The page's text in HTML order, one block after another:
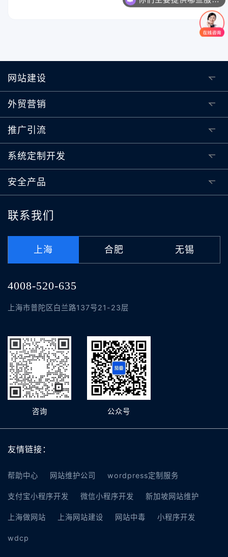
网站建设
外贸营销
推广引流
系统定制开发
安全产品
联系我们
上海 合肥 无锡
4008-520-635
上海市普陀区白兰路137号21-23层
咨询 公众号
友情链接：
帮助中心 网站维护公司 wordpress定制服务
支付宝小程序开发 微信小程序开发 新加坡网站维护
上海做网站 上海网站建设 网站中毒 小程序开发
wdcp